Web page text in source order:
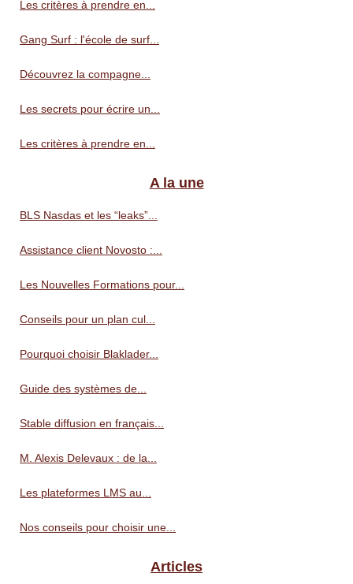
Les critères à prendre en...
Gang Surf : l'école de surf...
Découvrez la compagne...
Les secrets pour écrire un...
Les critères à prendre en...
A la une
BLS Nasdas et les “leaks”...
Assistance client Novosto :...
Les Nouvelles Formations pour...
Conseils pour un plan cul...
Pourquoi choisir Blaklader...
Guide des systèmes de...
Stable diffusion en français...
M. Alexis Delevaux : de la...
Les plateformes LMS au...
Nos conseils pour choisir une...
Articles